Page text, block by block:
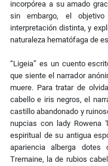
incorpórea a su amado
sin embargo, el
interpretación distinta, y
naturaleza hematófaga de
“Ligeia” es un cuento
que siente el narrador
muere. Para tratar de
cabello e iris negros, el
castillo abandonado y
nupcias con lady Rowena
espiritual de su antigua
apariencia alberga dotes
Tremaine, la de rubios